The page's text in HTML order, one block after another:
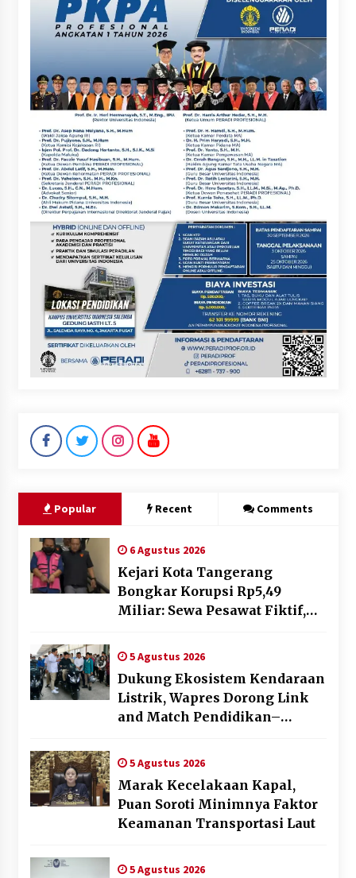
Popular Recent Comments
6 Agustus 2026
Kejari Kota Tangerang
Bongkar Korupsi Rp5,49
Miliar: Sewa Pesawat Fiktif,
Ditahan
5 Agustus 2026
Dukung Ekosistem Kendaraan
Listrik, Wapres Dorong Link
and Match Pendidikan–
5 Agustus 2026
Marak Kecelakaan Kapal,
Puan Soroti Minimnya Faktor
Keamanan Transportasi Laut
5 Agustus 2026